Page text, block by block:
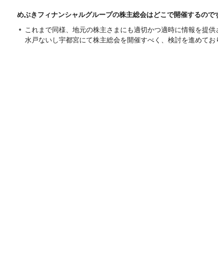
めぶきフィナンシャルグループの株主総会はどこで開催するので
これまで同様、地元の株主さまにも適切かつ適時に情報を提
水戸ないし宇都宮にて株主総会を開催すべく、検討を進めてお